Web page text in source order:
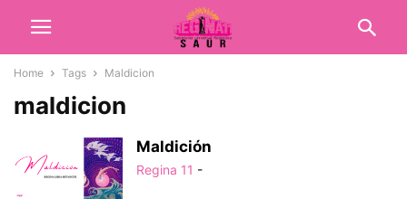
Home Tags Maldicion
maldicion
Maldición
Regina 11 -